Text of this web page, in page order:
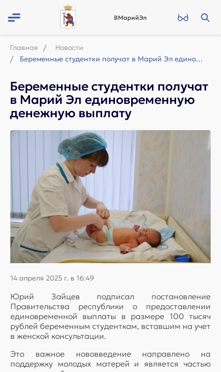
ВМарийЭл
Главная
Новости
Беременные студентки получат в Марий Эл единовременную денежную выплату
Беременные студентки получат
в Марий Эл единовременную
денежную выплату
14 апреля 2025 г. в 16:49
Юрий Зайцев подписал постановление
Правительства республики о предоставлении
единовременной выплаты в размере 100 тысяч
рублей беременным студенткам, вставшим на учет
в женской консультации.
Это важное нововведение направлено на
поддержку молодых матерей и является частью